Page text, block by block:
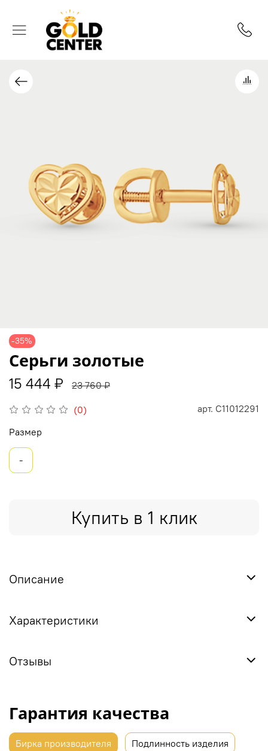
-35%
(0) арт. С11012291
Серьги золотые
15 444 ₽ 23 760 ₽
Купить в 1 клик
Размер
-
Описание
Характеристики
Отзывы
Гарантия качества
Бирка производителя Подлинность изделия